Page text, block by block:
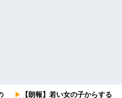
【朗報】若い女の子からする